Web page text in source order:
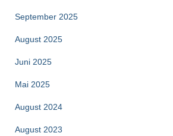
September 2025
August 2025
Juni 2025
Mai 2025
August 2024
August 2023